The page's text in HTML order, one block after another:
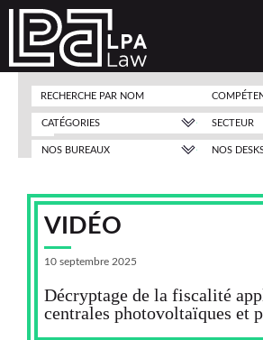
CATÉGORIES SECTEUR
NOS BUREAUX NOS
VIDÉO
10 septembre 2025
Décryptage de la fiscalité
centrales photovoltaïques et